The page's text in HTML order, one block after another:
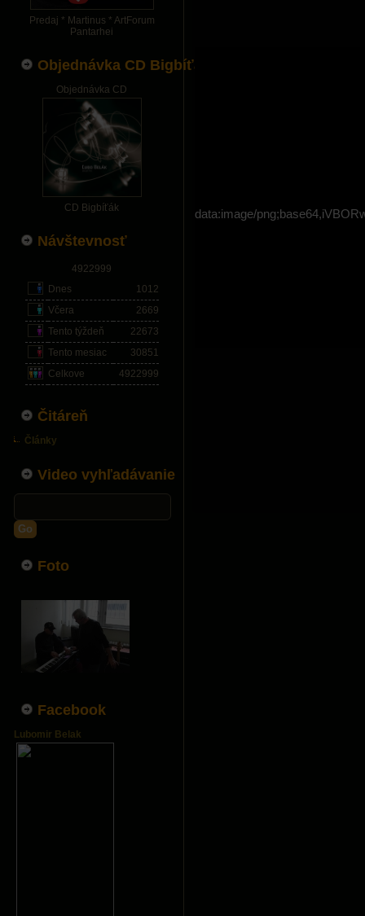
Predaj * Martinus * ArtForum
Pantarhei
Objednávka CD Bigbíťák
Objednávka CD
CD Bigbíťák
Návštevnosť
4922999
Dnes
1012
Včera
2669
Tento týždeň
22673
Tento mesiac
30851
Celkove
4922999
Čitáreň
Články
Video vyhľadávanie
Go
Foto
Facebook
Lubomir Belak
data:image/